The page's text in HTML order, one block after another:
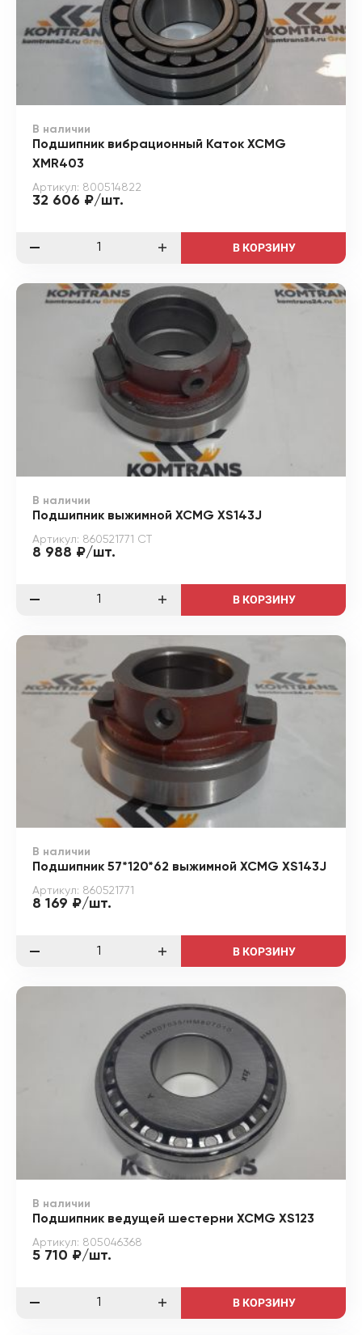
В наличии
Подшипник вибрационный Каток XCMG
XMR403
Артикул: 800514822
32 606 ₽/шт.
В КОРЗИНУ
В наличии
Подшипник выжимной XCMG XS143J
Артикул: 860521771 СТ
8 988 ₽/шт.
В КОРЗИНУ
В наличии
Подшипник 57*120*62 выжимной XCMG XS143J
Артикул: 860521771
8 169 ₽/шт.
В КОРЗИНУ
В наличии
Подшипник ведущей шестерни XCMG XS123
Артикул: 805046368
5 710 ₽/шт.
В КОРЗИНУ